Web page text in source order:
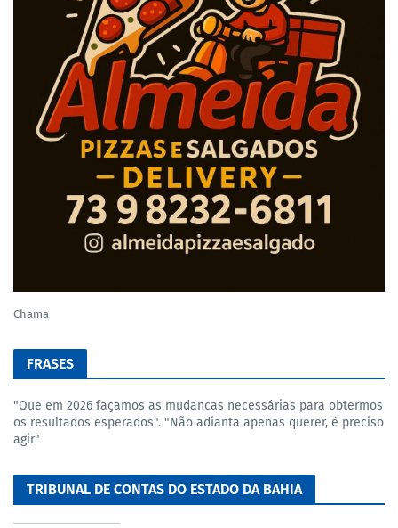
Chama
FRASES
"Que em 2026 façamos as mudancas necessárias para obtermos
os resultados esperados". "Não adianta apenas querer, é preciso
agir"
TRIBUNAL DE CONTAS DO ESTADO DA BAHIA